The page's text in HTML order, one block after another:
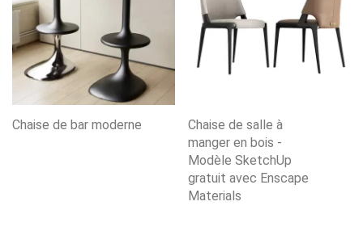
Chaise de bar moderne
Chaise de salle à
manger en bois -
Modèle SketchUp
gratuit avec Enscape
Materials